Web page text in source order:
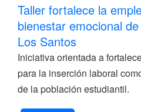
Taller fortalece la
bienestar emocional
Los Santos
Iniciativa orientada a
para la inserción laboral
de la población estudiantil.